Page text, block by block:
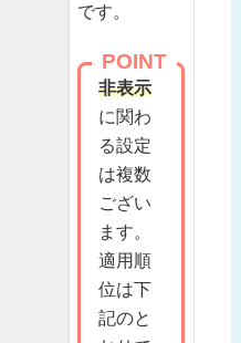
です。
POINT
非表示
に関わ
る設定
は複数
ござい
ます。
適用順
位は下
記のと